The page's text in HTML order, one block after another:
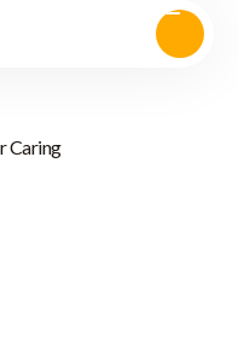
Caring